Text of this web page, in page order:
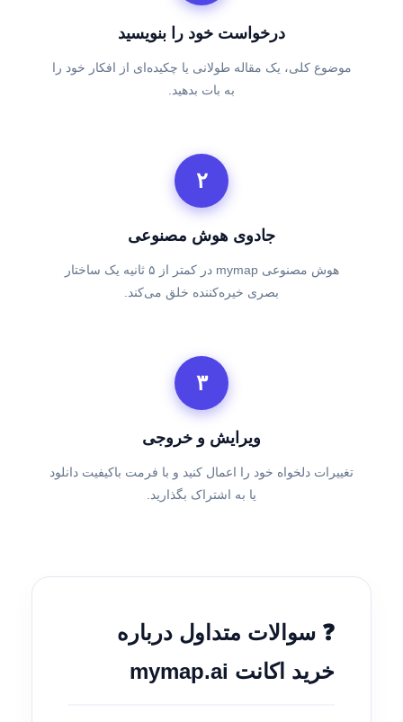
درخواست خود را بنویسید
موضوع کلی، یک مقاله طولانی یا چکیده‌ای از افکار خود را
به بات بدهید.
۲
جادوی هوش مصنوعی
هوش مصنوعی mymap در کمتر از ۵ ثانیه یک ساختار
بصری خیره‌کننده خلق می‌کند.
۳
ویرایش و خروجی
تغییرات دلخواه خود را اعمال کنید و با فرمت باکیفیت دانلود
یا به اشتراک بگذارید.
❓ سوالات متداول درباره
خرید اکانت mymap.ai